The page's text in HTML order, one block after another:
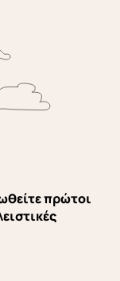
πρώτοι